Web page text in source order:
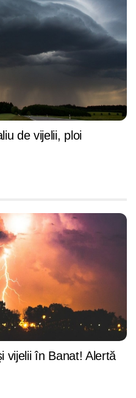
de vijelii, ploi
vijelii în Banat! Alertă